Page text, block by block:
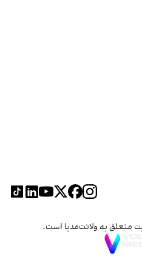
متعلق به ولانت‌مدیا است.